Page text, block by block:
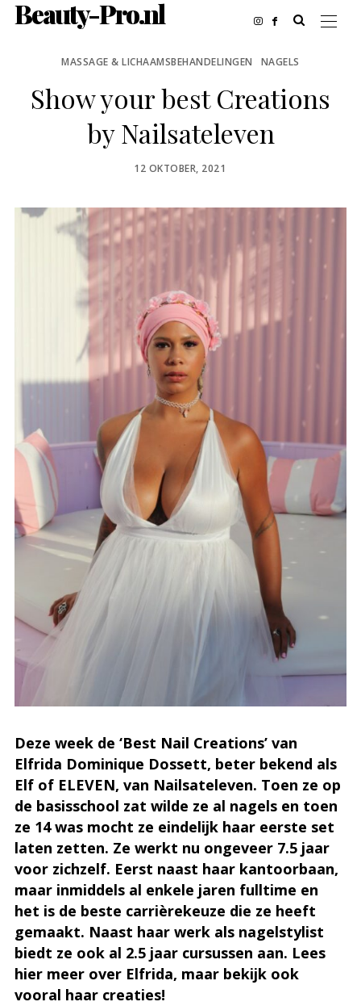
Beauty-Pro.nl
MASSAGE & LICHAAMSBEHANDELINGEN NAGELS
Show your best Creations
by Nailsateleven
POSTED
12 OKTOBER, 2021
Deze week de ‘Best Nail Creations’ van
Elfrida Dominique Dossett, beter bekend als
Elf of ELEVEN, van Nailsateleven. Toen ze op
de basisschool zat wilde ze al nagels en toen
ze 14 was mocht ze eindelijk haar eerste set
laten zetten. Ze werkt nu ongeveer 7.5 jaar
voor zichzelf. Eerst naast haar kantoorbaan,
maar inmiddels al enkele jaren fulltime en
het is de beste carrièrekeuze die ze heeft
gemaakt. Naast haar werk als nagelstylist
biedt ze ook al 2.5 jaar cursussen aan. Lees
hier meer over Elfrida, maar bekijk ook
vooral haar creaties!